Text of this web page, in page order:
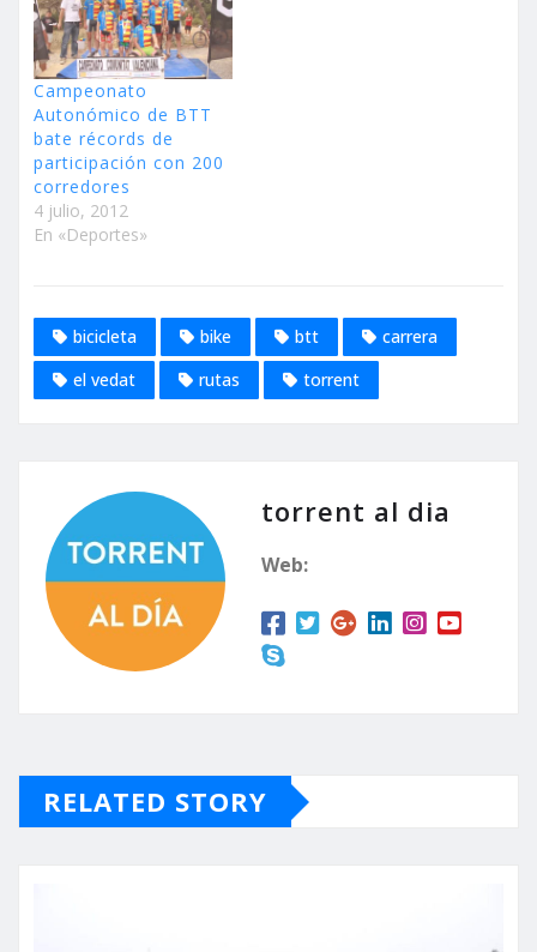
Campeonato
Autonómico de BTT
bate récords de
participación con 200
corredores
4 julio, 2012
En «Deportes»
bicicleta bike btt
carrera
el vedat
rutas torrent
torrent al dia
Web:
RELATED STORY